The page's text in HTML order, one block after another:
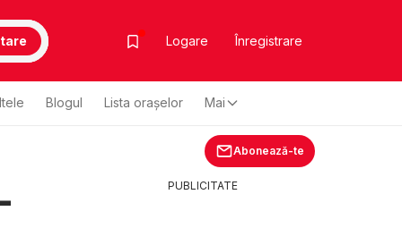
Logare Înregistrare
Blogul Lista oraşelor Mai
Abonează-te
PUBLICITATE